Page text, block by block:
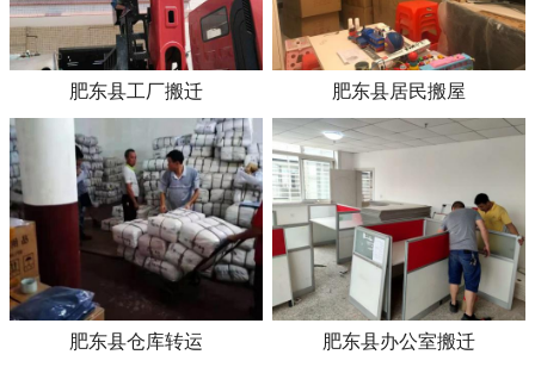
肥东县工厂搬迁 肥东县居民搬屋
肥东县仓库转运 肥东县办公室搬迁